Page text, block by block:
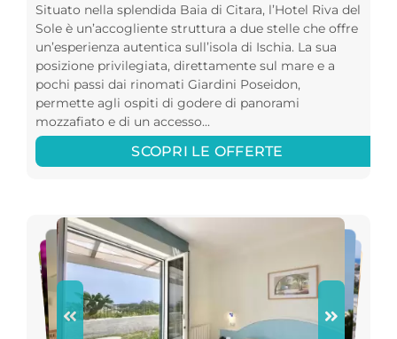
Situato nella splendida Baia di Citara, l’Hotel Riva del
Sole è un’accogliente struttura a due stelle che offre
un’esperienza autentica sull’isola di Ischia. La sua
posizione privilegiata, direttamente sul mare e a
pochi passi dai rinomati Giardini Poseidon,
permette agli ospiti di godere di panorami
mozzafiato e di un accesso...
SCOPRI LE OFFERTE